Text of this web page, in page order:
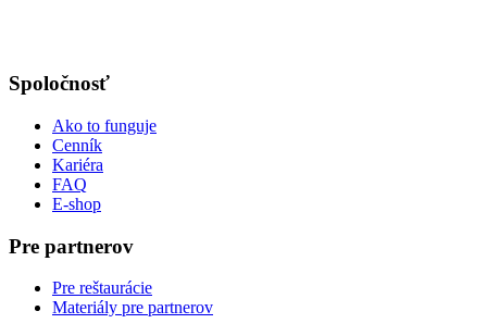
Spoločnosť
Ako to funguje
Cenník
Kariéra
FAQ
E-shop
Pre partnerov
Pre reštaurácie
Materiály pre partnerov